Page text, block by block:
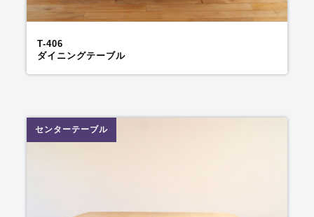
T-406
ダイニングテーブル
センターテーブル